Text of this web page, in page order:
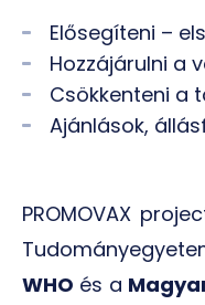
Elősegíteni –
Hozzájárulni a
Csökkenteni a
Ajánlások,
PROMOVAX
WHO és a